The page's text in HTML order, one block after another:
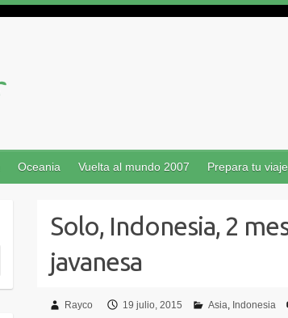
Oceania Vuelta al mundo 2007 Prepara tu viaje
Rayco 19 julio, 2015 Asia Indonesia